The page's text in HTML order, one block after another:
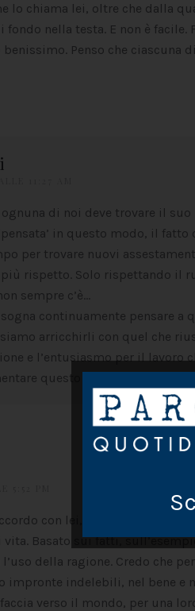
lo chiama lei, oltre che dalla
fondo nella testa. E non è
Penso che ciascuna
di noi deve trovare il
in questo modo, il
per trovare nuovi
rispetto. Solo rispettando il
sempre c’è…
continuamente pensare
arricchirli con quel che
e l’entusiasmo per il
questo dibattito!
con lei, Chiara, quando
Basato sui fatti,
della ragione. Credo che
indelebili, nel bene e
verso il mondo, per una